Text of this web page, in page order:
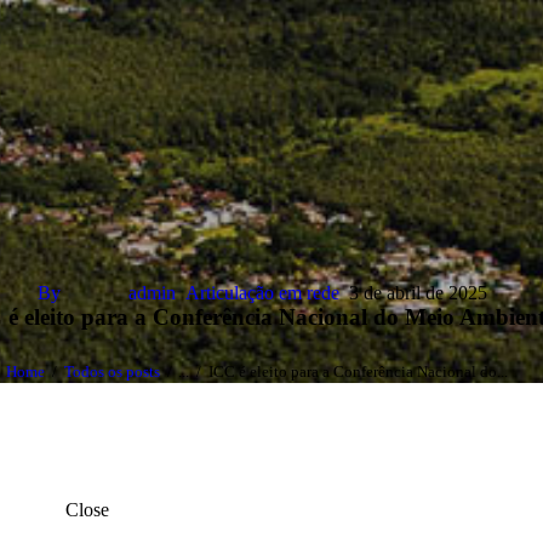
By admin Articulação em rede 3 de abril de 2025
eleito para a Conferência Nacional do Meio
Home Todos os posts ... ICC é eleito para a Conferência Nacional do...
Close